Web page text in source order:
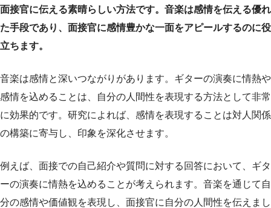
面接官に伝える素晴らしい方法です。音楽は感情を伝える優れ
た手段であり、面接官に感情豊かな一面をアピールするのに役
立ちます。
音楽は感情と深いつながりがあります。ギターの演奏に情熱や
感情を込めることは、自分の人間性を表現する方法として非常
に効果的です。研究によれば、感情を表現することは対人関係
の構築に寄与し、印象を深化させます。
例えば、面接での自己紹介や質問に対する回答において、ギタ
ーの演奏に情熱を込めることが考えられます。音楽を通じて自
分の感情や価値観を表現し、面接官に自分の人間性を伝えまし